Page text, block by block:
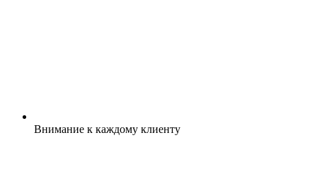
Внимание к каждому клиенту